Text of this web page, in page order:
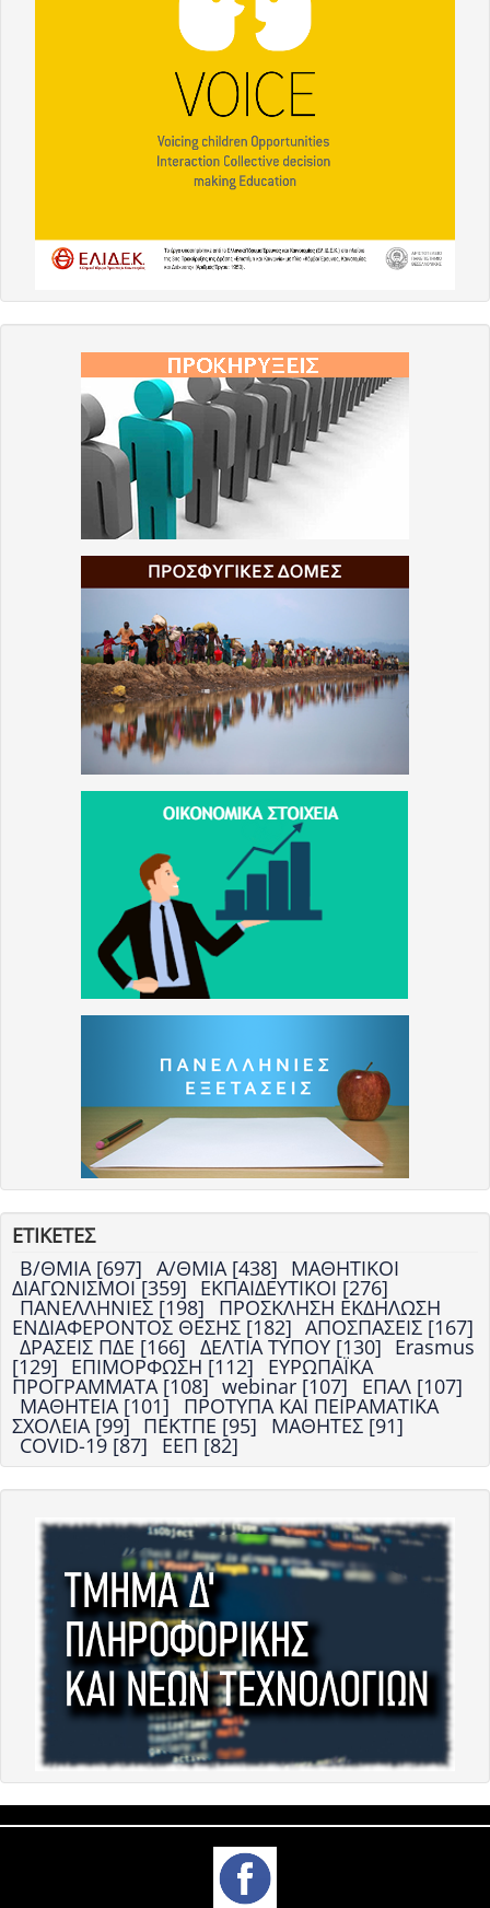
ΕΤΙΚΕΤΕΣ
Β/ΘΜΙΑ [697] Α/ΘΜΙΑ [438] ΜΑΘΗΤΙΚΟΙ
ΔΙΑΓΩΝΙΣΜΟΙ [359] ΕΚΠΑΙΔΕΥΤΙΚΟΙ [276]
ΠΑΝΕΛΛΗΝΙΕΣ [198] ΠΡΟΣΚΛΗΣΗ ΕΚΔΗΛΩΣΗ
ΕΝΔΙΑΦΕΡΟΝΤΟΣ ΘΕΣΗΣ [182] ΑΠΟΣΠΑΣΕΙΣ [167]
ΔΡΑΣΕΙΣ ΠΔΕ [166] ΔΕΛΤΙΑ ΤΥΠΟΥ [130] Erasmus
[129] ΕΠΙΜΟΡΦΩΣΗ [112] ΕΥΡΩΠΑΪΚΑ
ΠΡΟΓΡΑΜΜΑΤΑ [108] webinar [107] ΕΠΑΛ [107]
ΜΑΘΗΤΕΙΑ [101] ΠΡΟΤΥΠΑ ΚΑΙ ΠΕΙΡΑΜΑΤΙΚΑ
ΣΧΟΛΕΙΑ [99] ΠΕΚΤΠΕ [95] ΜΑΘΗΤΕΣ [91]
COVID-19 [87] ΕΕΠ [82]